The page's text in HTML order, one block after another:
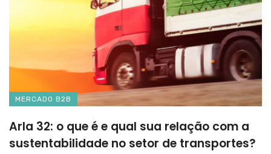
MERCADO B2B
Arla 32: o que é e qual sua relação com a
sustentabilidade no setor de transportes?